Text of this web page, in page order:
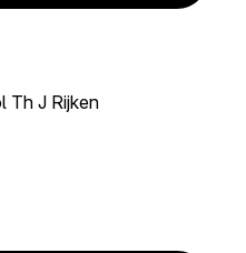
Th J Rijken